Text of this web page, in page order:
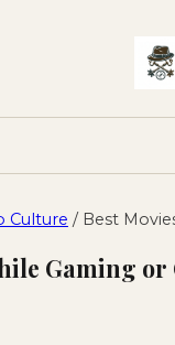
Culture / Best
Gaming